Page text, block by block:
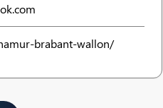
brabant-wallon/